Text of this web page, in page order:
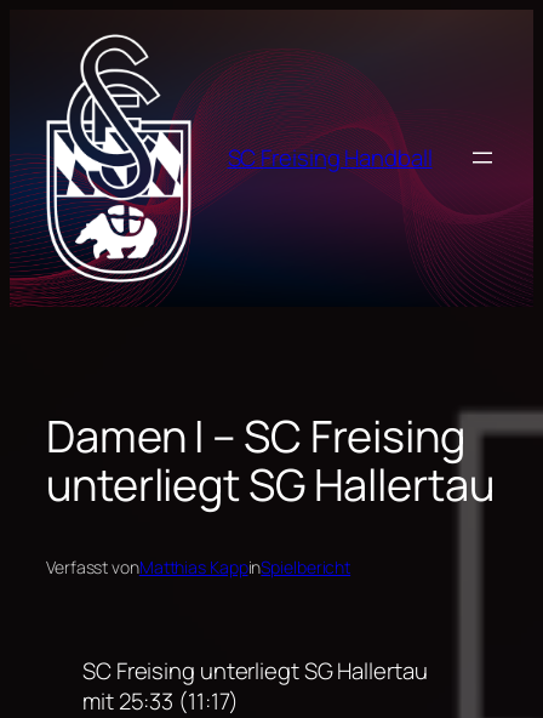
springen
SC Freising Handball
Damen I – SC Freising
unterliegt SG Hallertau
Verfasst vonMatthias KappinSpielbericht
SC Freising unterliegt SG Hallertau
mit 25:33 (11:17)